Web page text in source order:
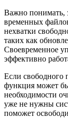
Важно понимать,
временных
нехватки
таких как
Своевременное
эффективно
Если свободного
функция может
необходимости
уже не нужны
поможет